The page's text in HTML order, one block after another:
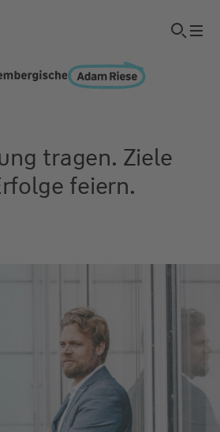
tragen. Ziele
feiern.